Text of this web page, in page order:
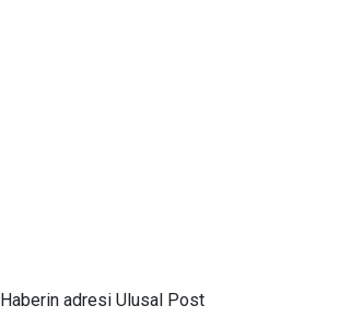
Haberin adresi Ulusal Post